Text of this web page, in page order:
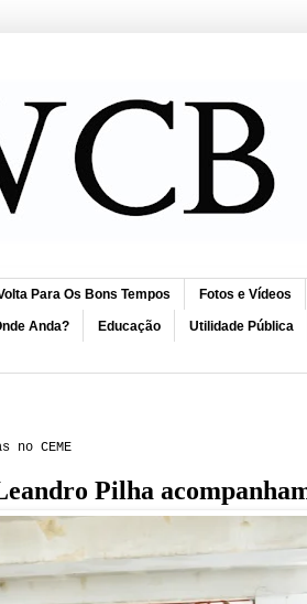
Para Os Bons Tempos Fotos e Vídeos
Anda? Educação Utilidade Pública
no CEME
Pilha